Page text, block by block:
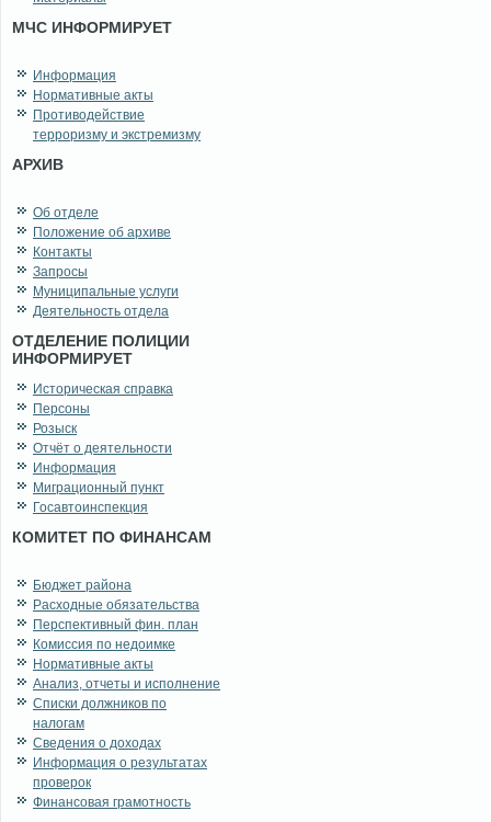
МЧС ИНФОРМИРУЕТ
Информация
Нормативные акты
Противодействие
терроризму и экстремизму
АРХИВ
Об отделе
Положение об архиве
Контакты
Запросы
Муниципальные услуги
Деятельность отдела
ОТДЕЛЕНИЕ ПОЛИЦИИ
ИНФОРМИРУЕТ
Историческая справка
Персоны
Розыск
Отчёт о деятельности
Информация
Миграционный пункт
Госавтоинспекция
КОМИТЕТ ПО ФИНАНСАМ
Бюджет района
Расходные обязательства
Перспективный фин. план
Комиссия по недоимке
Нормативные акты
Анализ, отчеты и исполнение
Списки должников по
налогам
Сведения о доходах
Информация о результатах
проверок
Финансовая грамотность